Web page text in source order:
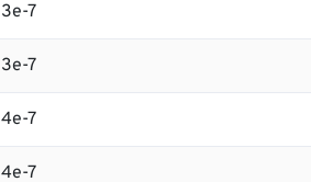
3e-7
3e-7
4e-7
4e-7